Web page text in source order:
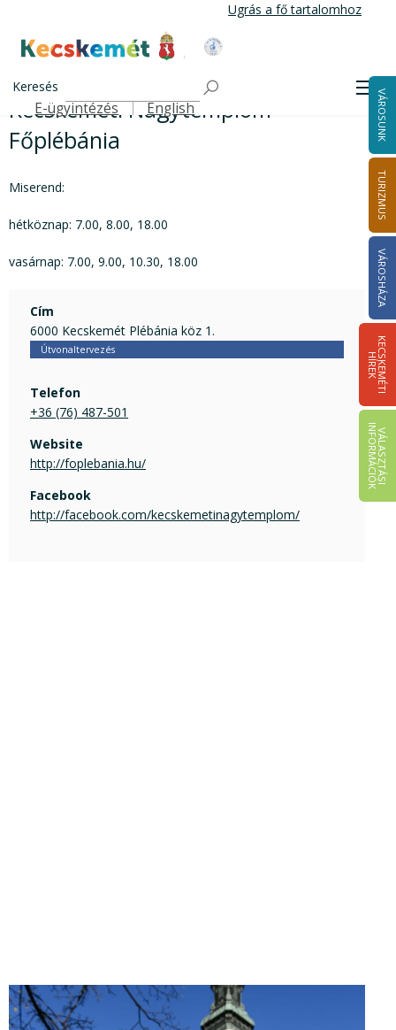
tartalomra
Ugrás a fő tartalomhoz
Kecskemét Város Honlapja
Keresés
Felső navigáció
E-ügyintézés English VÁROSUNK
TURIZMUS
VÁROSHÁZA
K
E
C
S
K
E
M
É
T
I
HÍ
R
E
K
V
Á
L
A
S
Z
T
Á
S
I
IN
F
O
R
M
Á
C
I
Ó
K
Kecskeméti Nagytemplom Főplébánia
Kecskeméti Nagytemplom
Főplébánia
Miserend:
hétköznap: 7.00, 8.00, 18.00
vasárnap: 7.00, 9.00, 10.30, 18.00
Cím
6000 Kecskemét Plébánia köz 1.
Útvonaltervezés
Telefon
+36 (76) 487-501
Website
http://foplebania.hu/
Facebook
http://facebook.com/kecskemetinagytemplom/